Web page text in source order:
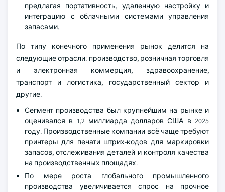
предлагая портативность, удаленную настройку и
интеграцию с облачными системами управления
запасами.
По типу конечного применения рынок делится на
следующие отрасли: производство, розничная торговля
и электронная коммерция, здравоохранение,
транспорт и логистика, государственный сектор и
другие.
Сегмент производства был крупнейшим на рынке и
оценивался в 1,2 миллиарда долларов США в 2025
году. Производственные компании всё чаще требуют
принтеры для печати штрих-кодов для маркировки
запасов, отслеживания деталей и контроля качества
на производственных площадях.
По мере роста глобального промышленного
производства увеличивается спрос на прочное